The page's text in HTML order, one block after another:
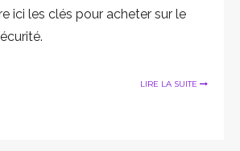
ici les clés pour acheter sur le
LIRE LA SUITE